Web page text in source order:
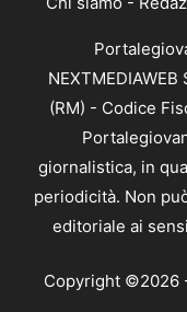
(RM) - Codice
giornalistica, in
periodicità. Non
editoriale ai
Copyright ©2026